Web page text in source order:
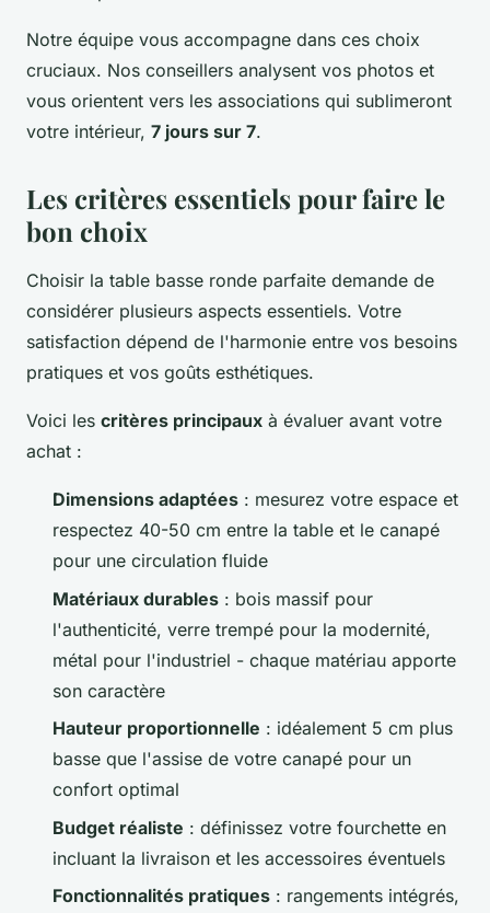
Notre équipe vous accompagne dans ces choix
cruciaux. Nos conseillers analysent vos photos et
vous orientent vers les associations qui sublimeront
votre intérieur, 7 jours sur 7.
Les critères essentiels pour faire le
bon choix
Choisir la table basse ronde parfaite demande de
considérer plusieurs aspects essentiels. Votre
satisfaction dépend de l'harmonie entre vos besoins
pratiques et vos goûts esthétiques.
Voici les critères principaux à évaluer avant votre
achat :
Dimensions adaptées : mesurez votre espace et
respectez 40-50 cm entre la table et le canapé
pour une circulation fluide
Matériaux durables : bois massif pour
l'authenticité, verre trempé pour la modernité,
métal pour l'industriel - chaque matériau apporte
son caractère
Hauteur proportionnelle : idéalement 5 cm plus
basse que l'assise de votre canapé pour un
confort optimal
Budget réaliste : définissez votre fourchette en
incluant la livraison et les accessoires éventuels
Fonctionnalités pratiques : rangements intégrés,